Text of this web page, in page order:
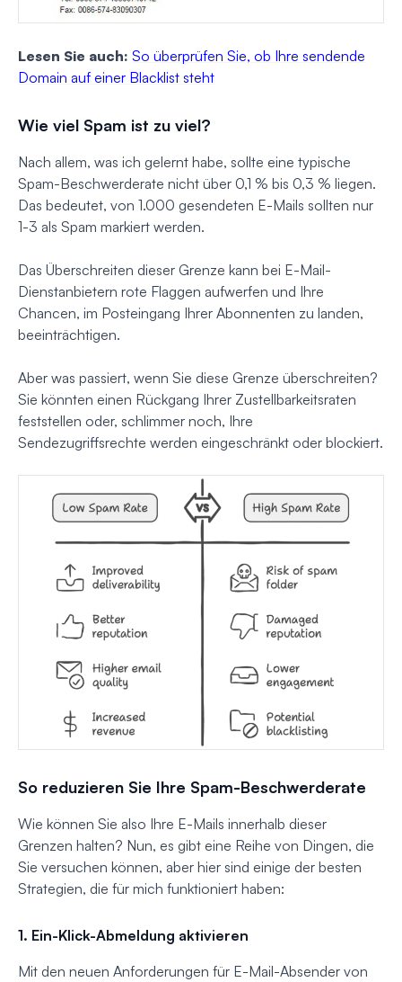
Lesen Sie auch: So überprüfen Sie, ob Ihre sendende
Domain auf einer Blacklist steht
Wie viel Spam ist zu viel?
Nach allem, was ich gelernt habe, sollte eine typische
Spam-Beschwerderate nicht über 0,1 % bis 0,3 % liegen.
Das bedeutet, von 1.000 gesendeten E-Mails sollten nur
1-3 als Spam markiert werden.
Das Überschreiten dieser Grenze kann bei E-Mail-
Dienstanbietern rote Flaggen aufwerfen und Ihre
Chancen, im Posteingang Ihrer Abonnenten zu landen,
beeinträchtigen.
Aber was passiert, wenn Sie diese Grenze überschreiten?
Sie könnten einen Rückgang Ihrer Zustellbarkeitsraten
feststellen oder, schlimmer noch, Ihre
Sendezugriffsrechte werden eingeschränkt oder blockiert.
So reduzieren Sie Ihre Spam-Beschwerderate
Wie können Sie also Ihre E-Mails innerhalb dieser
Grenzen halten? Nun, es gibt eine Reihe von Dingen, die
Sie versuchen können, aber hier sind einige der besten
Strategien, die für mich funktioniert haben:
1. Ein-Klick-Abmeldung aktivieren
Mit den neuen Anforderungen für E-Mail-Absender von